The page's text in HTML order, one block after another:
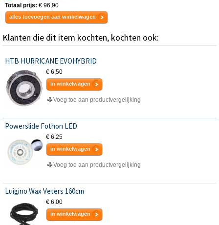
Totaal prijs: € 96,90
alles toevoegen aan winkelwagen
Klanten die dit item kochten, kochten ook:
HTB HURRICANE EVOHYBRID
€ 6,50
in winkelwagen
Voeg toe aan productvergelijking
Powerslide Fothon LED
€ 6,25
in winkelwagen
Voeg toe aan productvergelijking
Luigino Wax Veters 160cm
€ 6,00
in winkelwagen